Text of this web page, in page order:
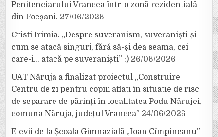
Penitenciarului Vrancea într-o zonă rezidențială
din Focșani. 27/06/2026
Cristi Irimia: „Despre suveranism, suveraniști și
cum se atacă singuri, fără să-și dea seama, cei
care-i… atacă pe suveraniști” :) 26/06/2026
UAT Năruja a finalizat proiectul „Construire
Centru de zi pentru copiii aflați în situație de risc
de separare de părinți în localitatea Podu Nărujei,
comuna Năruja, județul Vrancea” 24/06/2026
Elevii de la Școala Gimnazială „Ioan Cîmpineanu”